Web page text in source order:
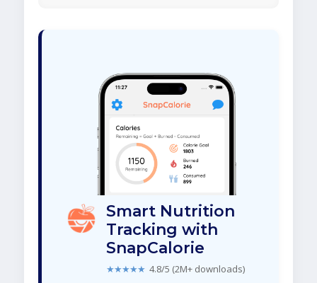
Smart Nutrition
Tracking with
SnapCalorie
★★★★★ 4.8/5 (2M+ downloads)